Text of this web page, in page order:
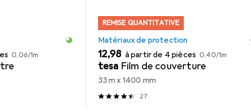
EUR
0,06/1m
REMISE QUANTITATIVE
Matériaux de protection
EUR
12,98 à partir de 4 pièces EUR
0,40/1m
tesa Film de couverture
33 m x 1400 mm
27